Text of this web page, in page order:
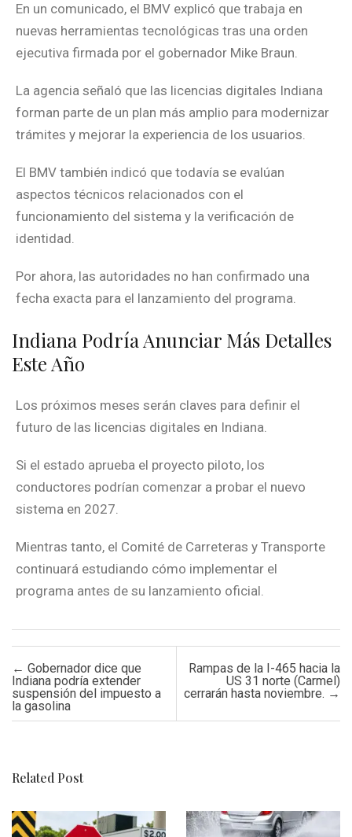
En un comunicado, el BMV explicó que trabaja en
nuevas herramientas tecnológicas tras una orden
ejecutiva firmada por el gobernador Mike Braun.
La agencia señaló que las licencias digitales Indiana
forman parte de un plan más amplio para modernizar
trámites y mejorar la experiencia de los usuarios.
El BMV también indicó que todavía se evalúan
aspectos técnicos relacionados con el
funcionamiento del sistema y la verificación de
identidad.
Por ahora, las autoridades no han confirmado una
fecha exacta para el lanzamiento del programa.
Indiana Podría Anunciar Más Detalles
Este Año
Los próximos meses serán claves para definir el
futuro de las licencias digitales en Indiana.
Si el estado aprueba el proyecto piloto, los
conductores podrían comenzar a probar el nuevo
sistema en 2027.
Mientras tanto, el Comité de Carreteras y Transporte
continuará estudiando cómo implementar el
programa antes de su lanzamiento oficial.
Post navigation
← Gobernador dice que
Indiana podría extender
suspensión del impuesto a
la gasolina
Rampas de la I-465 hacia la
US 31 norte (Carmel)
cerrarán hasta noviembre. →
Related Post